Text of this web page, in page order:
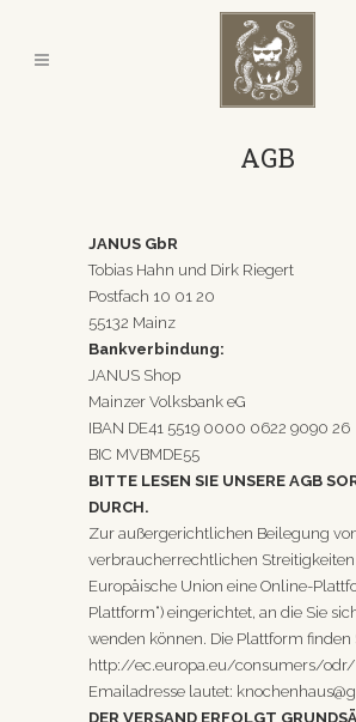
AGB
JANUS GbR
Tobias Hahn und Dirk Riegert
Postfach 10 01 20
55132 Mainz
Bankverbindung:
JANUS Shop
Mainzer Volksbank eG
IBAN DE41 5519 0000 0622 9090 26
BIC MVBMDE55
BITTE LESEN SIE UNSERE AGB
DURCH.
Zur außergerichtlichen Beilegung
verbraucherrechtlichen
Europäische Union eine Online-
Plattform“) eingerichtet, an die Sie
wenden können. Die Plattform finden
http://ec.europa.eu/consumers/odr/
Emailadresse lautet:
DER VERSAND ERFOLGT